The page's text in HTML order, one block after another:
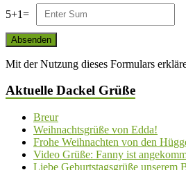
5+1=
Mit der Nutzung dieses Formulars
Aktuelle Dackel Grüße
Breur
Weihnachtsgrüße von Edda!
Frohe Weihnachten von den
Video Grüße: Fanny ist
Liebe Geburtstagsgrüße unserem